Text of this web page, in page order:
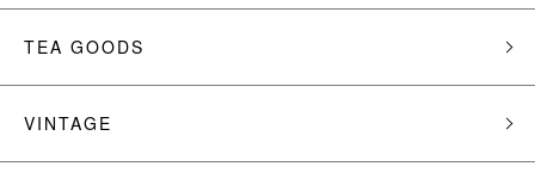
TEA GOODS
VINTAGE